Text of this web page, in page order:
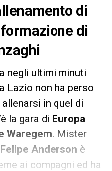
di
di
negli ultimi minuti
Lazio non ha perso
in quel di
la gara di Europa
Waregem. Mister
Felipe Anderson è
ai compagni ed ha